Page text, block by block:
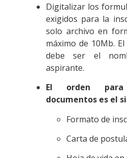
Digitalizar los
exigidos para la
solo archivo en
máximo de 10Mb.
debe ser el
aspirante.
El orden
documentos es el
Formato de
Carta de